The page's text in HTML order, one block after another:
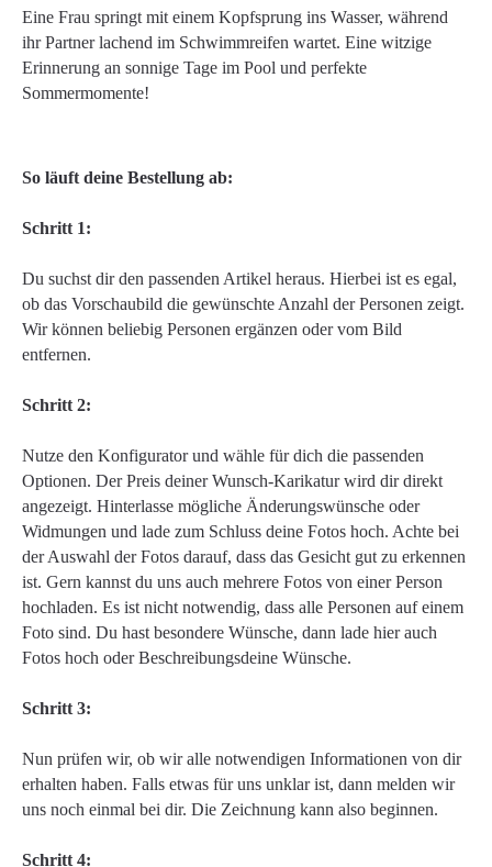
Eine Frau springt mit einem Kopfsprung ins Wasser, während
ihr Partner lachend im Schwimmreifen wartet. Eine witzige
Erinnerung an sonnige Tage im Pool und perfekte
Sommermomente!
So läuft deine Bestellung ab:
Schritt 1:
Du suchst dir den passenden Artikel heraus. Hierbei ist es egal,
ob das Vorschaubild die gewünschte Anzahl der Personen zeigt.
Wir können beliebig Personen ergänzen oder vom Bild
entfernen.
Schritt 2:
Nutze den Konfigurator und wähle für dich die passenden
Optionen. Der Preis deiner Wunsch-Karikatur wird dir direkt
angezeigt. Hinterlasse mögliche Änderungswünsche oder
Widmungen und lade zum Schluss deine Fotos hoch. Achte bei
der Auswahl der Fotos darauf, dass das Gesicht gut zu erkennen
ist. Gern kannst du uns auch mehrere Fotos von einer Person
hochladen. Es ist nicht notwendig, dass alle Personen auf einem
Foto sind. Du hast besondere Wünsche, dann lade hier auch
Fotos hoch oder Beschreibungsdeine Wünsche.
Schritt 3:
Nun prüfen wir, ob wir alle notwendigen Informationen von dir
erhalten haben. Falls etwas für uns unklar ist, dann melden wir
uns noch einmal bei dir. Die Zeichnung kann also beginnen.
Schritt 4: